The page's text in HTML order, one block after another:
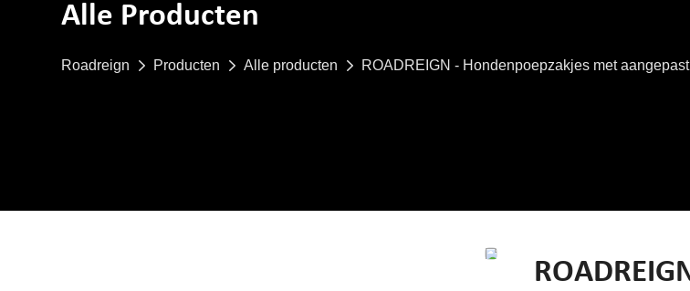
Alle Producten
Roadreign Producten Alle producten ROADREIGN - Hondenpoepzakjes met